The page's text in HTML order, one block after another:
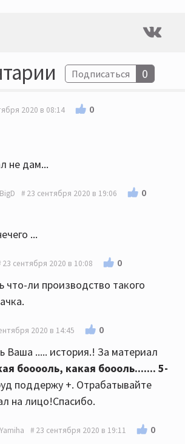
Подписаться 0
2020 в 08:14 0
не дам...
23 сентября 2020 в 19:06 0
...
23 сентября 2020 в 10:08 0
что-ли производство такого
2020 в 14:45 0
Ваша ..... история.! За материал
бооооль, какая боооль....... 5-
поддержу +. Отрабатывайте
на лицо!Спасибо.
23 сентября 2020 в 19:11 0